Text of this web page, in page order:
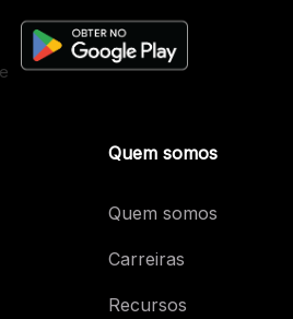
Quem somos
Quem somos
Carreiras
Recursos